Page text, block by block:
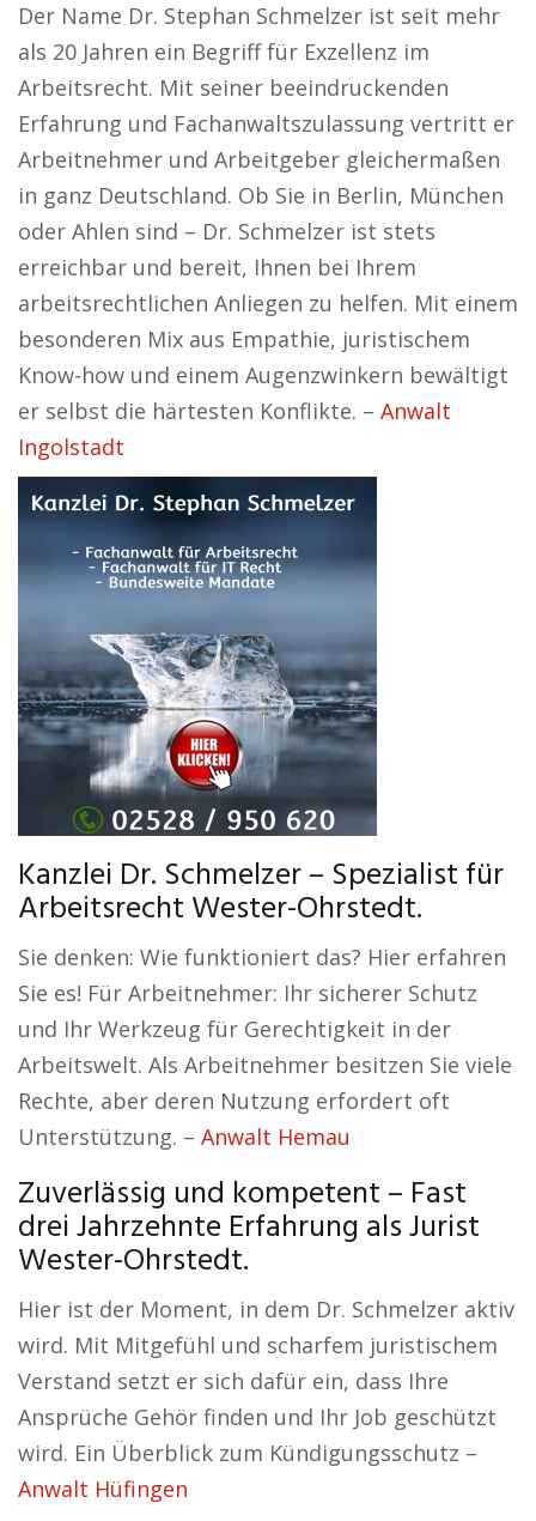
Der Name Dr. Stephan Schmelzer ist seit mehr
als 20 Jahren ein Begriff für Exzellenz im
Arbeitsrecht. Mit seiner beeindruckenden
Erfahrung und Fachanwaltszulassung vertritt er
Arbeitnehmer und Arbeitgeber gleichermaßen
in ganz Deutschland. Ob Sie in Berlin, München
oder Ahlen sind – Dr. Schmelzer ist stets
erreichbar und bereit, Ihnen bei Ihrem
arbeitsrechtlichen Anliegen zu helfen. Mit einem
besonderen Mix aus Empathie, juristischem
Know-how und einem Augenzwinkern bewältigt
er selbst die härtesten Konflikte. – Anwalt
Ingolstadt
Kanzlei Dr. Schmelzer – Spezialist für
Arbeitsrecht Wester-Ohrstedt.
Sie denken: Wie funktioniert das? Hier erfahren
Sie es! Für Arbeitnehmer: Ihr sicherer Schutz
und Ihr Werkzeug für Gerechtigkeit in der
Arbeitswelt. Als Arbeitnehmer besitzen Sie viele
Rechte, aber deren Nutzung erfordert oft
Unterstützung. – Anwalt Hemau
Zuverlässig und kompetent – Fast
drei Jahrzehnte Erfahrung als Jurist
Wester-Ohrstedt.
Hier ist der Moment, in dem Dr. Schmelzer aktiv
wird. Mit Mitgefühl und scharfem juristischem
Verstand setzt er sich dafür ein, dass Ihre
Ansprüche Gehör finden und Ihr Job geschützt
wird. Ein Überblick zum Kündigungsschutz –
Anwalt Hüfingen